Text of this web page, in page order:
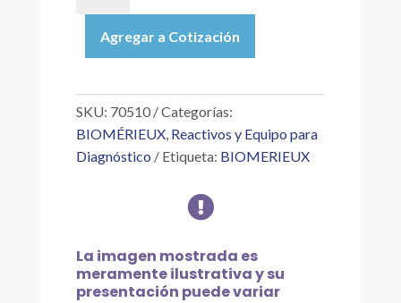
(PURPURA
DE
1X5
cantidad
Agregar a Cotización
SKU: 70510
Categorías:
BIOMÉRIEUX, Reactivos y Equipo para
Diagnóstico
Etiqueta: BIOMERIEUX

La imagen mostrada es
meramente ilustrativa y su
presentación puede variar